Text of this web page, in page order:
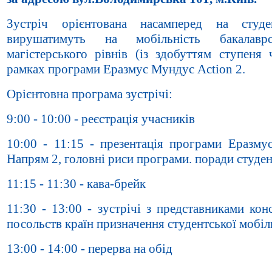
Зустріч орієнтована насамперед на
вирушатимуть на мобільність
магістерського рівнів (із здобуттям
рамках програми Еразмус Мундус Action 2.
Орієнтовна програма зустрічі:
9:00 - 10:00 - реєстрація учасників
10:00 - 11:15 - презентація програми
Напрям 2, головні риси програми. поради
11:15 - 11:30 - кава-брейк
11:30 - 13:00 - зустрічі з представниками
посольств країн призначення студентської
13:00 - 14:00 - перерва на обід